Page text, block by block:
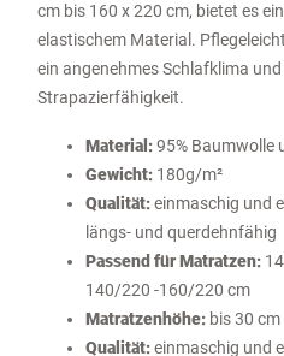
cm bis 160 x 220 cm, bietet es
elastischem Material.
ein angenehmes Schlafklima
Strapazierfähigkeit.
Material:95% Baumwolle
Gewicht: 180g/m²
Qualität:einmaschig und
längs- und querdehnfähig
Passend für Matratzen:
140/220 -160/220 cm
Matratzenhöhe: bis 30 cm
Qualität:einmaschig und